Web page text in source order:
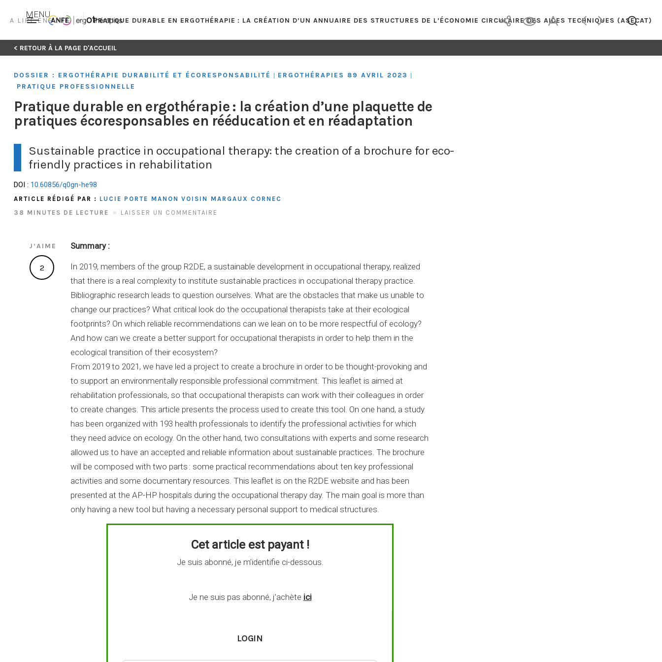
Skip
content
A LIRE ENSUITE PRATIQUE DURABLE EN ERGOTHÉRAPIE : LA CRÉATION D’UN ANNUAIRE DES STRUCTURES DE L’ÉCONOMIE CIRCULAIRE DES AIDES TECHNIQUES (ASECAT)
MENU
< RETOUR À LA PAGE D'ACCUEIL
DOSSIER : ERGOTHÉRAPIE DURABILITÉ ET ÉCORESPONSABILITÉ ERGOTHÉRAPIES 89 AVRIL 2023
PRATIQUE PROFESSIONNELLE
Pratique durable en ergothérapie : la création d’une plaquette de
pratiques écoresponsables en rééducation et en réadaptation
Sustainable practice in occupational therapy: the creation of a brochure for eco-
friendly practices in rehabilitation
DOI : 10.60856/q0gn-he98
ARTICLE RÉDIGÉ PAR : LUCIE PORTE MANON VOISIN
MARGAUX CORNEC
38 MINUTES DE LECTURE
LAISSER UN COMMENTAIRE
J’AIME
2
Summary :
In 2019, members of the group R2DE, a sustainable development in occupational therapy, realized
that there is a real complexity to institute sustainable practices in occupational therapy practice.
Bibliographic research leads to question ourselves. What are the obstacles that make us unable to
change our practices? What critical look do the occupational therapists take at their ecological
footprints? On which reliable recommendations can we lean on to be more respectful of ecology?
And how can we create a better support for occupational therapists in order to help them in the
ecological transition of their ecosystem?
From 2019 to 2021, we have led a project to create a brochure in order to be thought-provoking and
to support an environmentally responsible professional commitment. This leaflet is aimed at
rehabilitation professionals, so that occupational therapists can work with their colleagues in order
to create changes. This article presents the process used to create this tool. On one hand, a study
has been organized with 193 health professionals to identify the professional activities for which
they need advice on ecology. On the other hand, two consultations with experts and some research
allowed us to have an accepted and reliable information about sustainable practices. The brochure
will be composed with two parts : some practical recommendations about ten key professional
activities and some documentary resources. This leaflet is on the R2DE website and has been
presented at the AP-HP hospitals during the occupational therapy day. The main goal is more than
only having a new tool but having a necessary personal support to medical structures.
Cet article est payant !
Je suis abonné, je m’identifie ci-dessous.
Je ne suis pas abonné, j’achète ici
LOGIN